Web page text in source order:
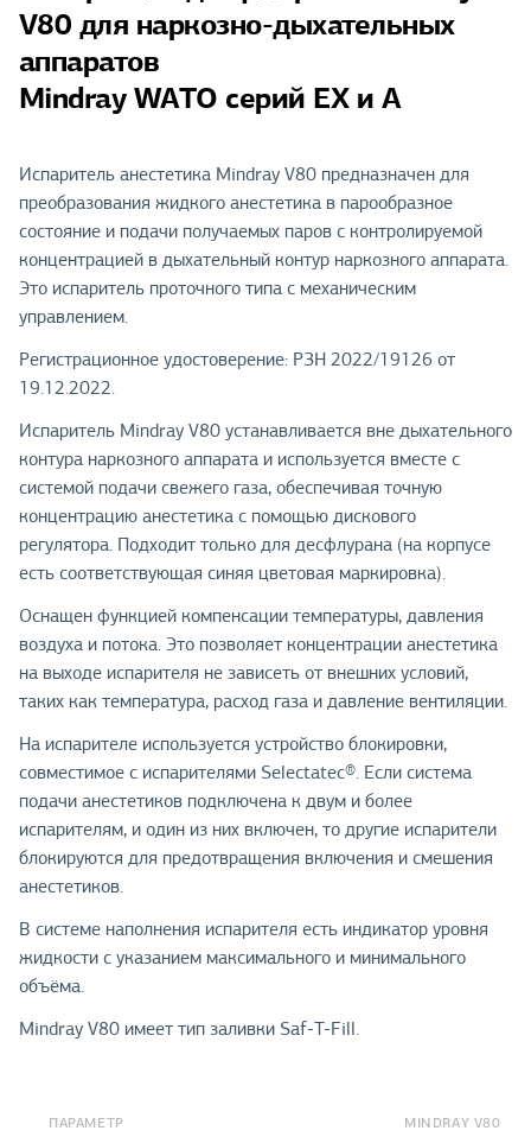
V80 для наркозно-дыхательных
аппаратов
Mindray WATO серий EX и A
Испаритель анестетика Mindray V80 предназначен для
преобразования жидкого анестетика в парообразное
состояние и подачи получаемых паров с контролируемой
концентрацией в дыхательный контур наркозного аппарата.
Это испаритель проточного типа с механическим
управлением.
Регистрационное удостоверение: РЗН 2022/19126 от
19.12.2022.
Испаритель Mindray V80 устанавливается вне дыхательного
контура наркозного аппарата и используется вместе с
системой подачи свежего газа, обеспечивая точную
концентрацию анестетика с помощью дискового
регулятора. Подходит только для десфлурана (на корпусе
есть соответствующая синяя цветовая маркировка).
Оснащен функцией компенсации температуры, давления
воздуха и потока. Это позволяет концентрации анестетика
на выходе испарителя не зависеть от внешних условий,
таких как температура, расход газа и давление вентиляции.
На испарителе используется устройство блокировки,
совместимое с испарителями Selectatec®. Если система
подачи анестетиков подключена к двум и более
испарителям, и один из них включен, то другие испарители
блокируются для предотвращения включения и смешения
анестетиков.
В системе наполнения испарителя есть индикатор уровня
жидкости с указанием максимального и минимального
объёма.
Mindray V80 имеет тип заливки Saf-T-Fill.
ПАРАМЕТР MINDRAY V80